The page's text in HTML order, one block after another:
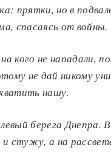
прятки, но в
спасаясь от войны.
кого не нападали,
не дай никому
нашу.
берега Днепра.
и стужу, а на